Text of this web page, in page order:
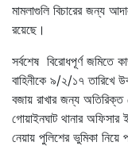
মামলাগুলি বিচারের জন্য
রয়েছে।
সর্বশেষ বিরোধপূর্ণ জমিতে
বাহিনীকে ৯/২/১৭ তারিখে
বজায় রাখার জন্য অতিরিক্ত
গোয়াইনঘাট থানার অফিসার
নেয়ায় পুলিশের ভুমিকা নিয়ে